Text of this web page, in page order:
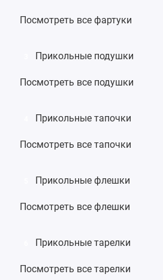
Посмотреть все фартуки
Прикольные подушки
Посмотреть все подушки
Прикольные тапочки
Посмотреть все тапочки
Прикольные флешки
Посмотреть все флешки
Прикольные тарелки
Посмотреть все тарелки